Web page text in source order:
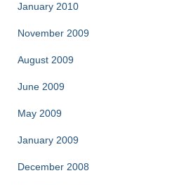
January 2010
November 2009
August 2009
June 2009
May 2009
January 2009
December 2008